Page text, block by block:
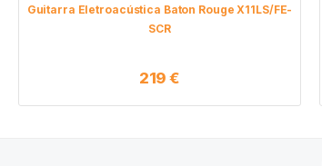
Guitarra Eletroacústica Baton Rouge X11LS/FE-
SCR
219€